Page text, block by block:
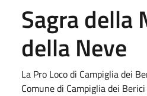
Sagra della
della Neve
La Pro Loco di Campiglia dei
Comune di Campiglia dei Berici